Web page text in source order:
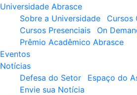
Universidade Abrasce
Sobre a Universidade
Cursos
Cursos Presenciais
On
Prêmio Acadêmico Abrasce
Eventos
Notícias
Defesa do Setor
Espaço do
Envie sua Notícia